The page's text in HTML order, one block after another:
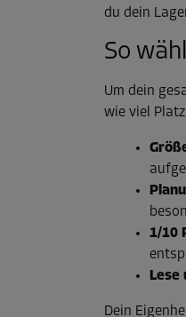
du dein
So
Um dein
wie viel
1/10
Dein